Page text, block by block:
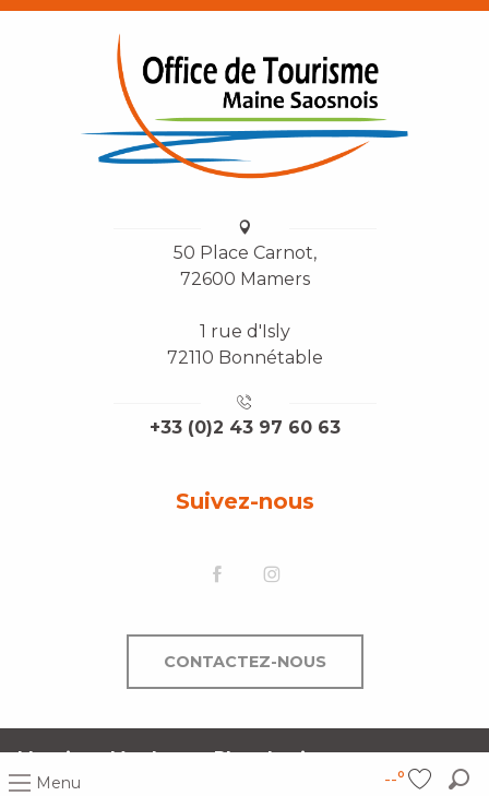
Menu --°
50 Place Carnot,
72600 Mamers
1 rue d'Isly
72110 Bonnétable
+33 (0)2 43 97 60 63
Suivez-nous
CONTACTEZ-NOUS
Mentions légales Plan du site